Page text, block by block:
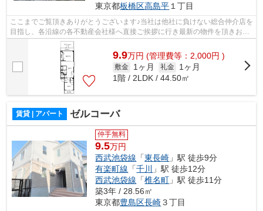
東京都板橋区高島平 １丁目
ここまでご覧頂きありがとうございます♪当社は他社に負けない総合仲介店を
目指し、各沿線の各不動産会社様へ直接ご挨拶に行き最新の物件を頂きお客
様へ提供しております！最新の情報は...
9.9万円 (管理費等：2,000円 )
敷金 1ヶ月 礼金
1ヶ月
1階 / 2LDK / 44.50㎡
賃貸 | アパート ゼルコーバ
仲手無料
9.5万円
西武池袋線 「東長崎 」駅 徒歩9分
有楽町線 「千川
」駅 徒歩12分
西武池袋線 「椎名町 」駅 徒歩11分
築3年 / 28.56㎡
東京都豊島区長崎３丁目